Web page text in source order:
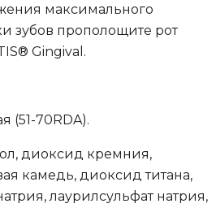
максимального
зубов прополощите рот
Gingival.
(51-70RDA).
диоксид кремния,
камедь, диоксид титана,
лаурилсульфат натрия,